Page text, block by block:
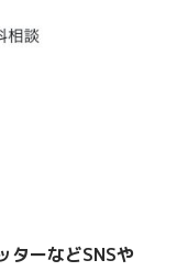
ターなどSNSや